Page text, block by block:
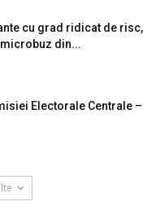
cu grad ridicat de risc,
din...
Electorale Centrale –